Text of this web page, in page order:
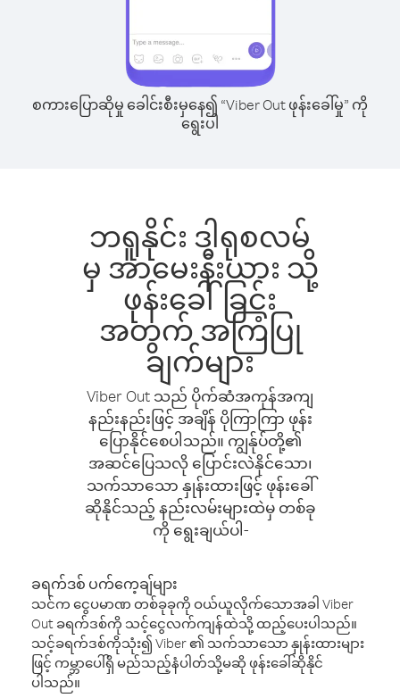
စကားပြောဆိုမှု ခေါင်းစီးမှနေ၍ “Viber Out ဖုန်းခေါ်မှု” ကို
ရွေးပါ
ဘရူနိုင်း ဒါရုစလမ်
မှ အာမေးနီးယား သို့
ဖုန်းခေါ်ခြင်း
အတွက် အကြံပြု
ချက်များ
Viber Out သည် ပိုက်ဆံအကုန်အကျ
နည်းနည်းဖြင့် အချိန် ပိုကြာကြာ ဖုန်း
ပြောနိုင်စေပါသည်။ ကျွန်ုပ်တို့၏
အဆင်ပြေသလို ပြောင်းလဲနိုင်သော၊
သက်သာသော နှုန်းထားဖြင့် ဖုန်းခေါ်
ဆိုနိုင်သည့် နည်းလမ်းများထဲမှ တစ်ခု
ကို ရွေးချယ်ပါ-
ခရက်ဒစ် ပက်ကေ့ချ်များ
သင်က ငွေပမာဏ တစ်ခုခုကို ဝယ်ယူလိုက်သောအခါ Viber
Out ခရက်ဒစ်ကို သင့်ငွေလက်ကျန်ထဲသို့ ထည့်ပေးပါသည်။
သင့်ခရက်ဒစ်ကိုသုံး၍ Viber ၏ သက်သာသော နှုန်းထားများ
ဖြင့် ကမ္ဘာပေါ်ရှိ မည်သည့်နံပါတ်သို့မဆို ဖုန်းခေါ်ဆိုနိုင်
ပါသည်။